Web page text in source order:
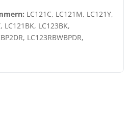
LC121C, LC121M, LC121Y,
LC121BK, LC123BK,
LC123RBWBPDR,